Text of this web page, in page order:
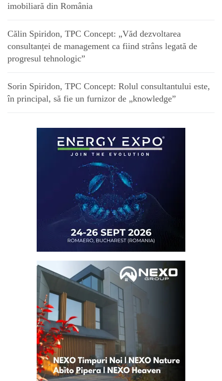
imobiliară din România
Călin Spiridon, TPC Concept: „Văd dezvoltarea
consultanței de management ca fiind strâns legată de
progresul tehnologic”
Sorin Spiridon, TPC Concept: Rolul consultantului este,
în principal, să fie un furnizor de „knowledge”